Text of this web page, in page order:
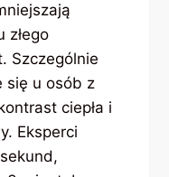
złego
Szczególnie
się u osób z
ciepła i
Eksperci